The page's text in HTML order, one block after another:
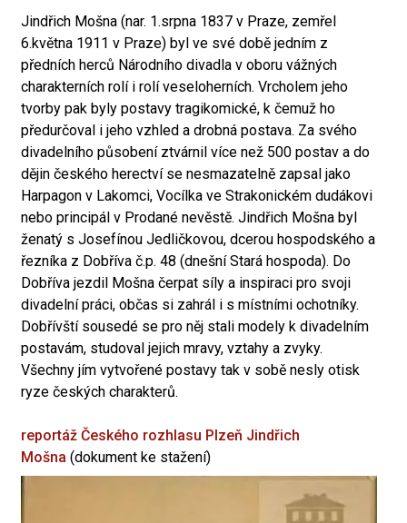
Jindřich Mošna (nar. 1.srpna 1837 v Praze, zemřel
6.května 1911 v Praze) byl ve své době jedním z
předních herců Národního divadla v oboru vážných
charakterních rolí i rolí veseloherních. Vrcholem jeho
tvorby pak byly postavy tragikomické, k čemuž ho
předurčoval i jeho vzhled a drobná postava. Za svého
divadelního působení ztvárnil více než 500 postav a do
dějin českého herectví se nesmazatelně zapsal jako
Harpagon v Lakomci, Vocílka ve Strakonickém dudákovi
nebo principál v Prodané nevěstě. Jindřich Mošna byl
ženatý s Josefínou Jedličkovou, dcerou hospodského a
řezníka z Dobříva č.p. 48 (dnešní Stará hospoda). Do
Dobříva jezdil Mošna čerpat síly a inspiraci pro svoji
divadelní práci, občas si zahrál i s místními ochotníky.
Dobřívští sousedé se pro něj stali modely k divadelním
postavám, studoval jejich mravy, vztahy a zvyky.
Všechny jím vytvořené postavy tak v sobě nesly otisk
ryze českých charakterů.
reportáž Českého rozhlasu Plzeň Jindřich
Mošna (dokument ke stažení)